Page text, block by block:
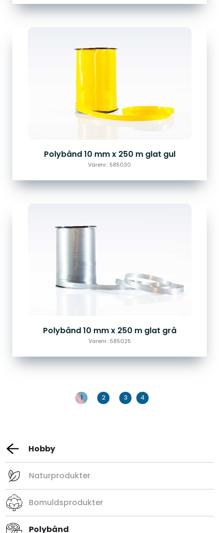
Polybånd 10 mm x 250 m glat gul
Varenr.: 585030
Polybånd 10 mm x 250 m glat grå
Varenr.: 585025
1 2 3 4
Hobby
Naturprodukter
Bomuldsprodukter
Polybånd